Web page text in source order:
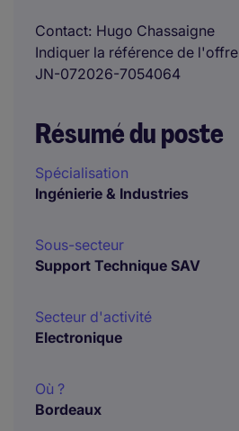
Contact Hugo Chassaigne
Indiquer la référence de l'offre
JN-072026-7054064
Résumé du poste
Spécialisation
Ingénierie & Industries
Sous-secteur
Support Technique SAV
Secteur d'activité
Electronique
Où ?
Bordeaux